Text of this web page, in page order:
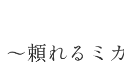
頼れるミ